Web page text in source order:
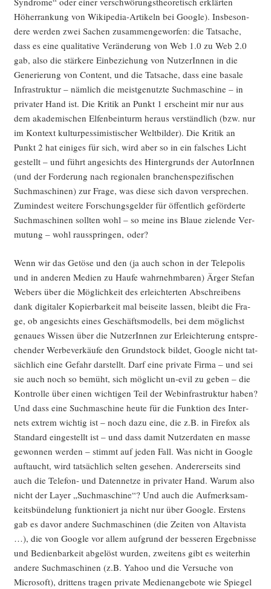
Höher­ran­kung von Wiki­pe­dia-Arti­keln bei Goog­le). Ins­be­son­
de­re wer­den zwei Sachen zusam­men­ge­wor­fen: die Tat­sa­che,
dass es eine qua­li­ta­ti­ve Ver­än­de­rung von Web 1.0 zu Web 2.0
gab, also die stär­ke­re Ein­be­zie­hung von Nut­ze­rIn­nen in die
Gene­rie­rung von Con­tent, und die Tat­sa­che, dass eine basa­le
Infra­struk­tur – näm­lich die meist­ge­nutz­te Such­ma­schi­ne – in
pri­va­ter Hand ist. Die Kri­tik an Punkt 1 erscheint mir nur aus
dem aka­de­mi­schen Elfen­bein­turm her­aus ver­ständ­lich (bzw. nur
im Kon­text kul­tur­pes­si­mis­ti­scher Welt­bil­der). Die Kri­tik an
Punkt 2 hat eini­ges für sich, wird aber so in ein fal­sches Licht
gestellt – und führt ange­sichts des Hin­ter­grunds der AutorIn­nen
(und der For­de­rung nach regio­na­len bran­chen­spe­zi­fi­schen
Such­ma­schi­nen) zur Fra­ge, was die­se sich davon ver­spre­chen.
Zumin­dest wei­te­re For­schungs­gel­der für öffent­lich geför­der­te
Such­ma­schi­nen soll­ten wohl – so mei­ne ins Blaue zie­len­de Ver­
mu­tung – wohl raus­sprin­gen, oder?
Wenn wir das Getö­se und den (ja auch schon in der Tele­po­lis
und in ande­ren Medi­en zu Hau­fe wahr­nehm­ba­ren) Ärger Ste­fan
Webers über die Mög­lich­keit des erleich­ter­ten Abschrei­bens
dank digi­ta­ler Kopier­bar­keit mal bei­sei­te las­sen, bleibt die Fra­
ge, ob ange­sichts eines Geschäfts­mo­dells, bei dem mög­lichst
genau­es Wis­sen über die Nut­ze­rIn­nen zur Erleich­te­rung ent­spre­
chen­der Wer­be­ver­käu­fe den Grund­stock bil­det, Goog­le nicht tat­
säch­lich eine Gefahr dar­stellt. Darf eine pri­va­te Fir­ma – und sei
sie auch noch so bemüht, sich mög­licht un-evil zu geben – die
Kon­trol­le über einen wich­ti­gen Teil der Web­in­fra­struk­tur haben?
Und dass eine Such­ma­schi­ne heu­te für die Funk­ti­on des Inter­
nets extrem wich­tig ist – noch dazu eine, die z.B. in Fire­fox als
Stan­dard ein­ge­stellt ist – und dass damit Nut­zer­da­ten en mas­se
gewon­nen wer­den – stimmt auf jeden Fall. Was nicht in Goog­le
auf­taucht, wird tat­säch­lich sel­ten gese­hen. Ande­rer­seits sind
auch die Tele­fon- und Daten­net­ze in pri­va­ter Hand. War­um also
nicht der Lay­er „Such­ma­schi­ne“? Und auch die Auf­merk­sam­
keits­bün­de­lung funk­tio­niert ja nicht nur über Goog­le. Ers­tens
gab es davor ande­re Such­ma­schi­nen (die Zei­ten von Alta­vis­ta
…), die von Goog­le vor allem auf­grund der bes­se­ren Ergeb­nis­se
und Bedien­bar­keit abge­löst wur­den, zwei­tens gibt es wei­ter­hin
ande­re Such­ma­schi­nen (z.B. Yahoo und die Ver­su­che von
Micro­soft), drit­tens tra­gen pri­va­te Medi­en­an­ge­bo­te wie Spie­gel